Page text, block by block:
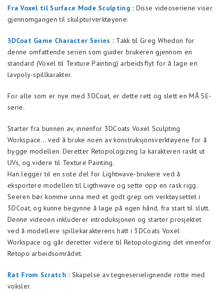
Fra Voxel til Surface Mode Sculpting : Disse videoseriene viser
gjennomgangen til skulpturverktøyene.
3DCoat Game Character Series : Takk til Greg Whedon for
denne omfattende serien som guider brukeren gjennom en
standard (Voxel til Texture Painting) arbeidsflyt for å lage en
lavpoly-spillkarakter.
For alle som er nye med 3DCoat, er dette rett og slett en MÅ SE-
serie.
Starter fra bunnen av, innenfor 3DCoats Voxel Sculpting
Workspace… ved å bruke noen av konstruksjonsverktøyene for å
bygge modellen. Deretter Retopologizing la karakteren raskt ut
UVs, og videre til Texture Painting.
Han legger til en siste del for Lightwave-brukere ved å
eksportere modellen til Ligthwave og sette opp en rask rigg.
Seeren bør komme unna med et godt grep om verktøysettet i
3DCoat, og kunne begynne å lage på egen hånd, fra start til slutt.
Denne videoen inkluderer introduksjonen og starter prosjektet
ved å modellere spillekarakterens hatt i 3DCoats Voxel
Workspace og går deretter videre til Retopologizing det innenfor
Retopo arbeidsområdet.
Rat From Scratch : Skapelse av tegneserielignende rotte med
voksler.